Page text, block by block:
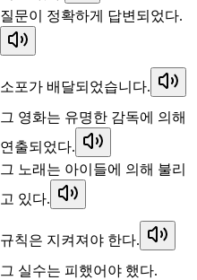
질문이 정확하게 답변되었다.
소포가 배달되었습니다.
그 영화는 유명한 감독에 의해
연출되었다.
그 노래는 아이들에 의해 불리
고 있다.
규칙은 지켜져야 한다.
그 실수는 피했어야 했다.